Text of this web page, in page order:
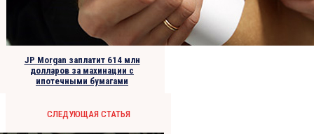
JP Morgan заплатит 614 млн
долларов за махинации с
ипотечными бумагами
СЛЕДУЮЩАЯ СТАТЬЯ